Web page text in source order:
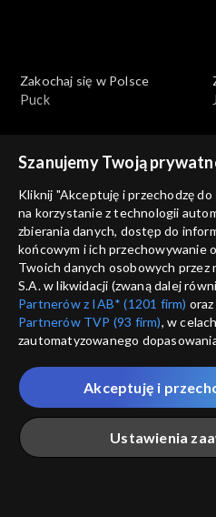
Zakochaj się w Polsce
Puck
Zakochaj się w Polsce
Słowiński Park Narodowy
Zakochaj się w Polsce
Węgorzewo
Szanujemy Twoją
Kliknij "Akceptuję i przechodzę
na korzystanie z technologii
zbierania danych, dostęp do
końcowym i ich przechowywanie
Twoich danych osobowych przez
S.A. w likwidacji (zwaną dalej
Partnerów z IAB* (1201 firm)
Partnerów TVP (93 firm), w
zautomatyzowanego
które wskazujemy poniżej, a także
przez nas identyfikatora PPID do
Twoje dane osobowe zbierane
Ciebie naszych
poszczególnych
„Portalem”, w tym informacje
Ustawienia
Akceptuję i